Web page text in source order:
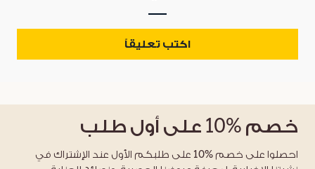
اكتب تعليقاً
خصم %10 على أول طلب
احصلوا على خصم %10 على طلبكم الأول عند الإشتراك في